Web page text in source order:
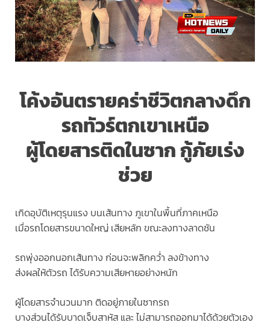
โค้งอันตรายคร่าชีวิตกลางดึก
รถทัวร์ตกเขาเหนือ
ผู้โดยสารติดในซาก กู้ภัยเร่ง
ช่วย
เกิดอุบัติเหตุรุนแรง บนเส้นทาง ภูเขาในพื้นที่ภาคเหนือ
เมื่อรถโดยสารขนาดใหญ่ เสียหลัก ขณะลงทางลาดชัน
รถพุ่งออกนอกเส้นทาง ก่อนจะพลิกคว่ำ ลงข้างทาง
ส่งผลให้ตัวรถ ได้รับความเสียหายอย่างหนัก
ผู้โดยสารจำนวนมาก ติดอยู่ภายในซากรถ
บางส่วนได้รับบาดเจ็บสาหัส และ ไม่สามารถออกมาได้ด้วยตัวเอง